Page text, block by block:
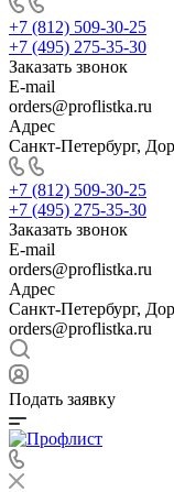
+7 (812) 509-30-25
+7 (495) 275-35-30
Заказать звонок
E-mail
orders@proflistka.ru
Адрес
Санкт-Петербург,
+7 (812) 509-30-25
+7 (495) 275-35-30
Заказать звонок
E-mail
orders@proflistka.ru
Адрес
Санкт-Петербург,
orders@proflistka.ru
Подать заявку